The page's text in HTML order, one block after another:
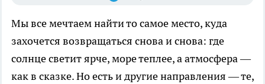
Мы все мечтаем найти то самое место, куда
захочется возвращаться снова и снова: где
солнце светит ярче, море теплее, а атмосфера —
как в сказке. Но есть и другие направления — те,